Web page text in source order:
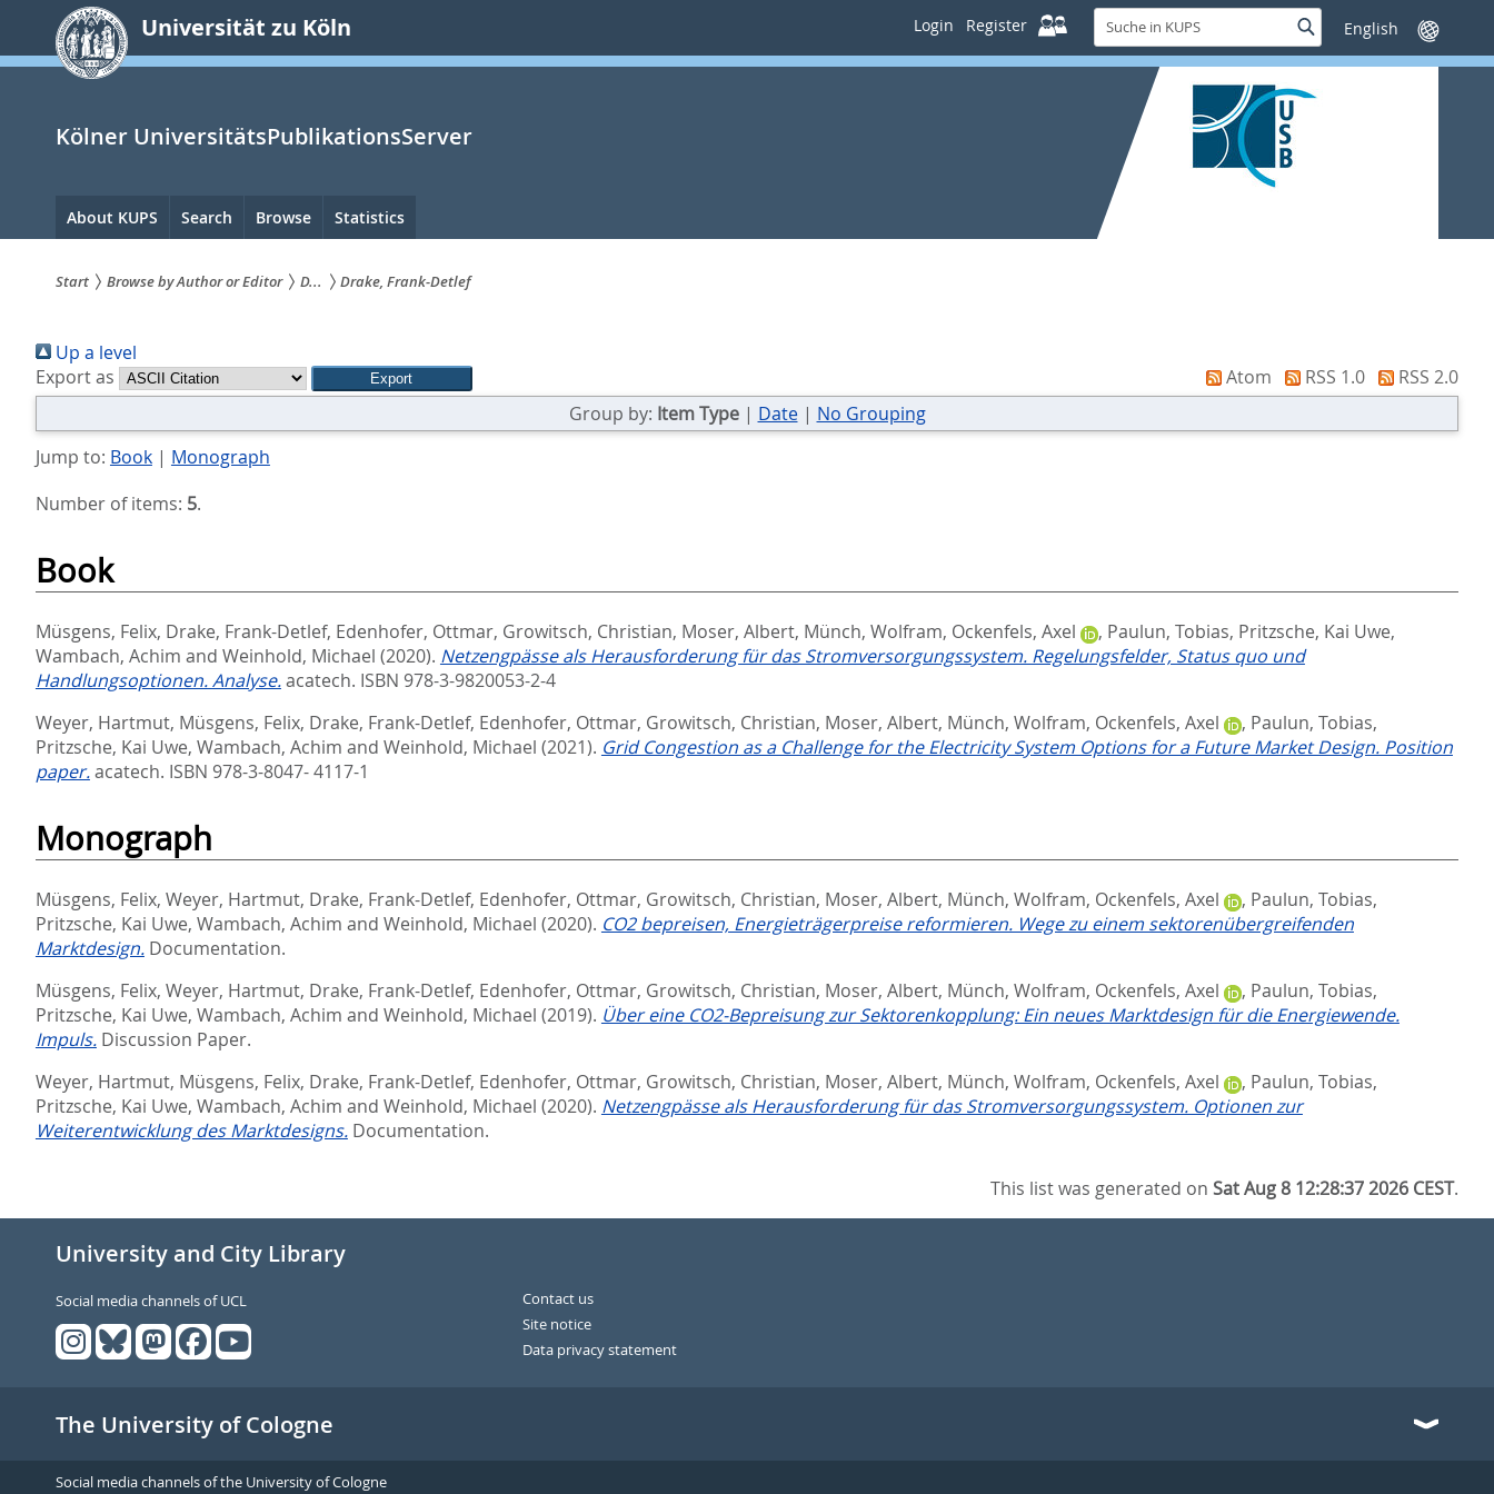
springen
Universität zu Köln Login Register
Suche
in
KUPS
SucheSprache
wechseln
Kölner UniversitätsPublikationsServer
Hauptnavigation
About KUPS Search Browse Statistics
sind
hier:
Start Browse by Author or Editor D... Drake, Frank-Detlef
Up a level
Export as
Atom RSS 1.0
RSS 2.0
Group by: Item Type| Date| No Grouping
Jump to: Book| Monograph
Number of items: 5.
Book
Müsgens, Felix, Drake, Frank-Detlef, Edenhofer, Ottmar, Growitsch, Christian, Moser, Albert, Münch, Wolfram, Ockenfels, Axel , Paulun, Tobias, Pritzsche, Kai Uwe,
Wambach, Achim and Weinhold, Michael (2020). Netzengpässe als Herausforderung für das Stromversorgungssystem. Regelungsfelder, Status quo und
Handlungsoptionen. Analyse.acatech. ISBN 978-3-9820053-2-4
Weyer, Hartmut, Müsgens, Felix, Drake, Frank-Detlef, Edenhofer, Ottmar, Growitsch, Christian, Moser, Albert, Münch, Wolfram, Ockenfels, Axel , Paulun, Tobias,
Pritzsche, Kai Uwe, Wambach, Achim and Weinhold, Michael (2021). Grid Congestion as a Challenge for the Electricity System Options for a Future Market Design. Position
paper.acatech. ISBN 978-3-8047- 4117-1
Monograph
Müsgens, Felix, Weyer, Hartmut, Drake, Frank-Detlef, Edenhofer, Ottmar, Growitsch, Christian, Moser, Albert, Münch, Wolfram, Ockenfels, Axel , Paulun, Tobias,
Pritzsche, Kai Uwe, Wambach, Achim and Weinhold, Michael (2020). CO2 bepreisen, Energieträgerpreise reformieren. Wege zu einem sektorenübergreifenden
Marktdesign. Documentation.
Müsgens, Felix, Weyer, Hartmut, Drake, Frank-Detlef, Edenhofer, Ottmar, Growitsch, Christian, Moser, Albert, Münch, Wolfram, Ockenfels, Axel , Paulun, Tobias,
Pritzsche, Kai Uwe, Wambach, Achim and Weinhold, Michael (2019). Über eine CO2-Bepreisung zur Sektorenkopplung: Ein neues Marktdesign für die Energiewende.
Impuls. Discussion Paper.
Weyer, Hartmut, Müsgens, Felix, Drake, Frank-Detlef, Edenhofer, Ottmar, Growitsch, Christian, Moser, Albert, Münch, Wolfram, Ockenfels, Axel , Paulun, Tobias,
Pritzsche, Kai Uwe, Wambach, Achim and Weinhold, Michael (2020). Netzengpässe als Herausforderung für das Stromversorgungssystem. Optionen zur
Weiterentwicklung des Marktdesigns. Documentation.
This list was generated onSat Aug 8 12:28:37 2026 CEST.
University and City Library
Social media channels of UCL
Contact us
Site notice
Data privacy statement
The University of Cologne
Social media channels of the University of Cologne